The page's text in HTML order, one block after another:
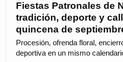
Fiestas Patronales de
tradición, deporte y
quincena de
Procesión, ofrenda floral,
deportiva en un mismo